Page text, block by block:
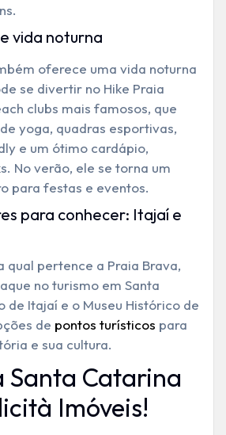
vida noturna
oferece uma vida noturna
se divertir no Hike Praia
clubs mais famosos, que
yoga, quadras esportivas,
e um ótimo cardápio,
No verão, ele se torna um
para festas e eventos.
para conhecer: Itajaí e
qual pertence a Praia Brava,
no turismo em Santa
de Itajaí e o Museu Histórico de
de pontos turísticos para
e sua cultura.
Santa Catarina
Imóveis!